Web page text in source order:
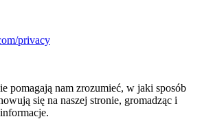
privacy
pomagają nam zrozumieć, w jaki sposób
się na naszej stronie, gromadząc i